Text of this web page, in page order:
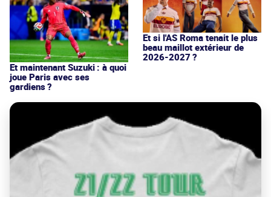
Et maintenant Suzuki : à quoi
joue Paris avec ses
gardiens ?
Et si l'AS Roma tenait le plus
beau maillot extérieur de
2026-2027 ?